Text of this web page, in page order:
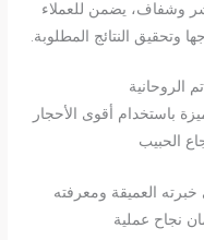
وشفاف، يضمن للعملاء
وتحقيق النتائج المطلوبة.
الروحانية
باستخدام أقوى الأحجار
الحبيب
خبرته العميقة ومعرفته
نجاح عملية